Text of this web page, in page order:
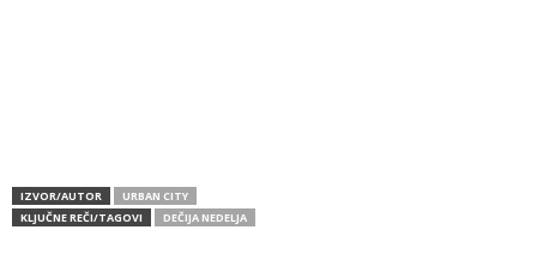
IZVOR/AUTOR
URBAN CITY
KLJUČNE REČI/TAGOVI
DEČIJA NEDELJA